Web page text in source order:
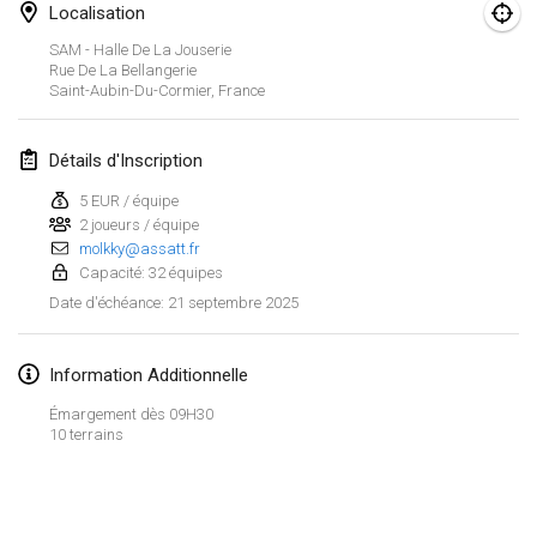
Localisation
SAM - Halle De La Jouserie
Rue De La Bellangerie
Saint-Aubin-Du-Cormier, France
Détails d'Inscription
5 EUR / équipe
2 joueurs / équipe
molkky@assatt.fr
Capacité: 32 équipes
Date d'échéance: 21 septembre 2025
Information Additionnelle
Émargement dès 09H30
10 terrains
février 2025
US Mölkky Winter
7 févr. 2025 États-Unis
Open des vendanges tardives
8 févr. 2025|France
Indoor de la CASAS
SM HalliMölkky - Finnish Championship
15 févr. 2025|Finlande